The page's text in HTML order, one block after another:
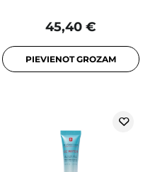
45,40 €
PIEVIENOT GROZAM